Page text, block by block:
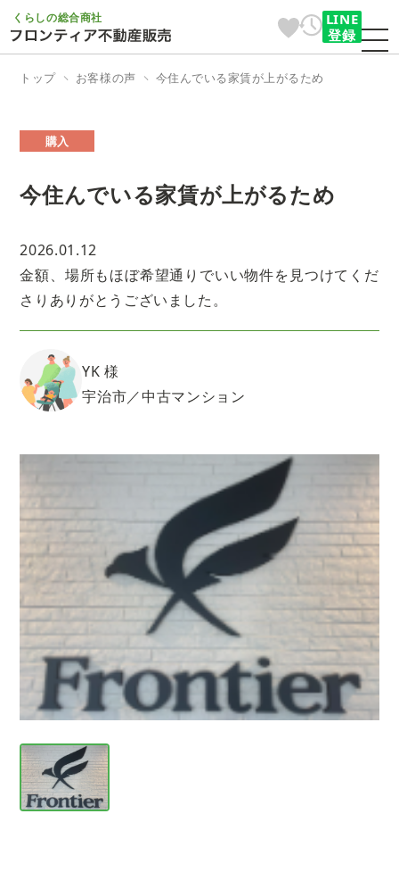
くらしの総合商社
LINE
登録
トップ お客様の声 今住んでいる家賃が上がるため
購入
今住んでいる家賃が上がるため
2026.01.12
金額、場所もほぼ希望通りでいい物件を見つけてくだ
さりありがとうございました。
YK 様
宇治市／中古マンション